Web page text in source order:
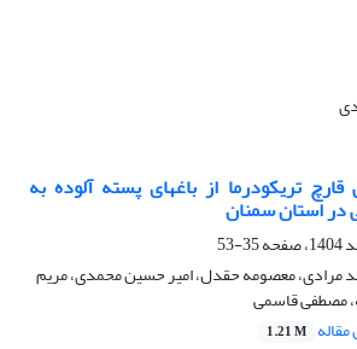
تریکودرما از باغ‏های پسته آلوده به
در استان سمنان
35-53
مرادی، معصومه حقدل، امیر حسین محمدی، مریم
مصطفی قاسمی
1.21 M